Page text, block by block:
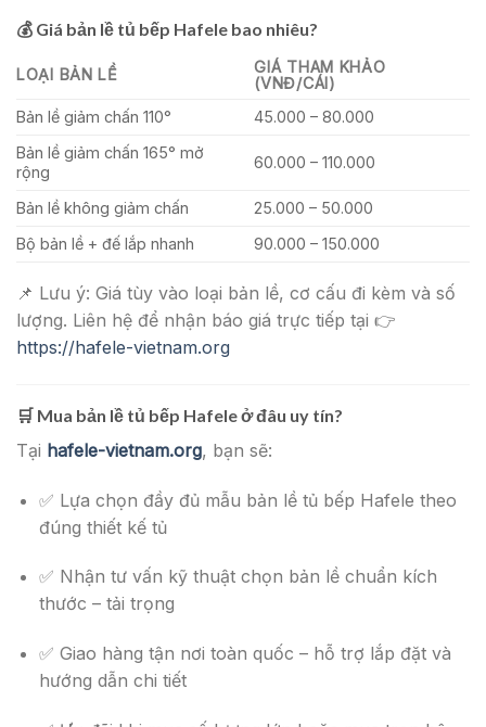
💰 Giá bản lề tủ bếp Hafele bao nhiêu?
LOẠI BẢN LỀ
GIÁ THAM KHẢO
(VNĐ/CÁI)
Bản lề giảm chấn 110°
45.000 – 80.000
Bản lề giảm chấn 165° mở
rộng
60.000 – 110.000
Bản lề không giảm chấn
25.000 – 50.000
Bộ bản lề + đế lắp nhanh
90.000 – 150.000
📌 Lưu ý: Giá tùy vào loại bản lề, cơ cấu đi kèm và số
lượng. Liên hệ để nhận báo giá trực tiếp tại 👉
https://hafele-vietnam.org
🛒 Mua bản lề tủ bếp Hafele ở đâu uy tín?
Tại hafele-vietnam.org, bạn sẽ:
✅ Lựa chọn đầy đủ mẫu bản lề tủ bếp Hafele theo
đúng thiết kế tủ
✅ Nhận tư vấn kỹ thuật chọn bản lề chuẩn kích
thước – tải trọng
✅ Giao hàng tận nơi toàn quốc – hỗ trợ lắp đặt và
hướng dẫn chi tiết